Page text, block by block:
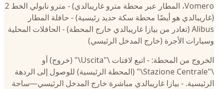
Vomero، المطار عبر محطة مترو غاريبالدي) - مترو نابولي الخط 2
(غاريبالدي هو أيضًا محطة سكة حديد رئيسية) - حافلة المطار
Alibus (تغادر من بيازا غاريبالدي خارج المحطة) - الحافلات المحلية
وسيارات الأجرة (خارج المدخل الرئيسي)
الخروج من المحطة: - اتبع لافتات \"Uscita\" (خروج) أو
\"Stazione Centrale\" (المحطة الرئيسية) للوصول إلى الردهة
الرئيسية. - بيازا غاريبالدي مباشرة خارج المدخل الرئيسي—ساحة